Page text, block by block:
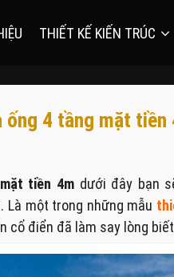
THIẾT KẾ KIẾN TRÚC
ống 4 tầng mặt tiền
tiền 4m dưới đây bạn
Là một trong những mẫu
cổ điển đã làm say lòng